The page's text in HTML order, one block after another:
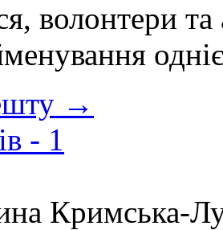
волонтери
→
- 1
Кримська-